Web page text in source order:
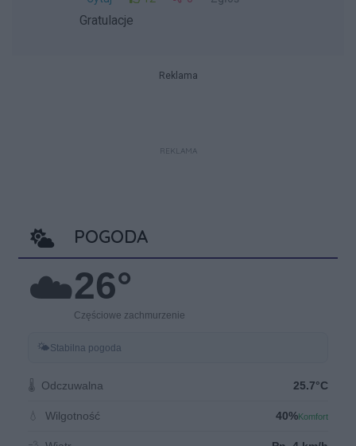
Gratulacje
Reklama
REKLAMA
POGODA